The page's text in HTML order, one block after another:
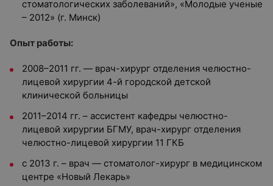
стоматологических заболеваний», «Молодые ученые
– 2012» (г. Минск)
Опыт работы:
2008–2011 гг. — врач-хирург отделения челюстно-
лицевой хирургии 4-й городской детской
клинической больницы
2011–2014 гг. – ассистент кафедры челюстно-
лицевой хирургии БГМУ, врач-хирург отделения
челюстно-лицевой хирургии 11 ГКБ
с 2013 г. – врач — стоматолог-хирург в медицинском
центре «Новый Лекарь»